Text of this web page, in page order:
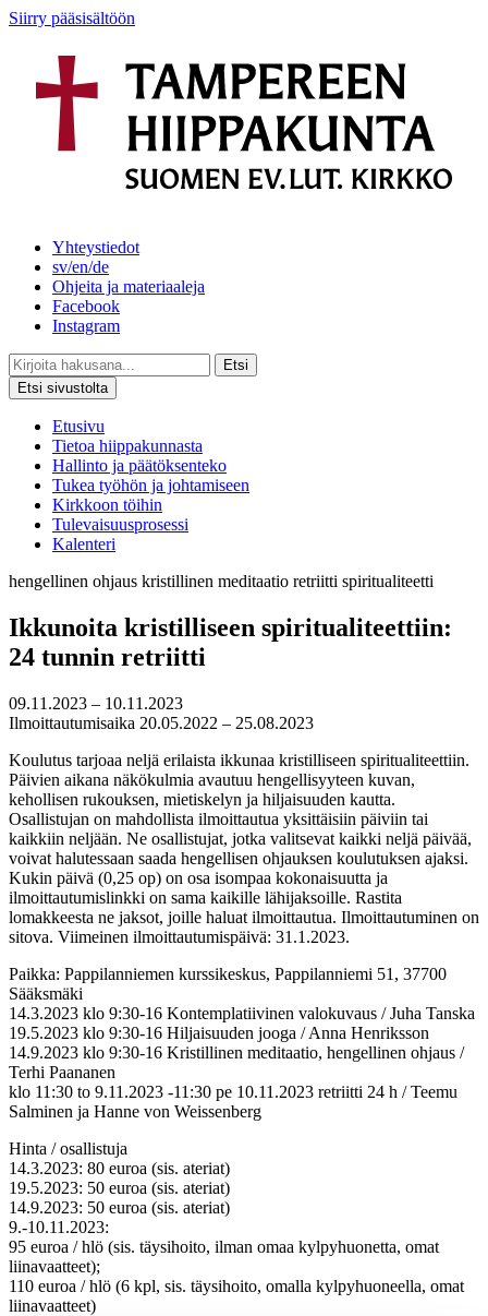
Siirry pääsisältöön
Yhteystiedot
sv/en/de
Ohjeita ja materiaaleja
Facebook
Instagram
Etsi
Etsi sivustolta
Etusivu
Tietoa hiippakunnasta
Hallinto ja päätöksenteko
Tukea työhön ja johtamiseen
Kirkkoon töihin
Tulevaisuusprosessi
Kalenteri
hengellinen ohjaus kristillinen meditaatio retriitti spiritualiteetti
Ikkunoita kristilliseen spiritualiteettiin:
24 tunnin retriitti
09.11.2023 – 10.11.2023
Ilmoittautumisaika 20.05.2022 – 25.08.2023
Koulutus tarjoaa neljä erilaista ikkunaa kristilliseen spiritualiteettiin.
Päivien aikana näkökulmia avautuu hengellisyyteen kuvan,
kehollisen rukouksen, mietiskelyn ja hiljaisuuden kautta.
Osallistujan on mahdollista ilmoittautua yksittäisiin päiviin tai
kaikkiin neljään. Ne osallistujat, jotka valitsevat kaikki neljä päivää,
voivat halutessaan saada hengellisen ohjauksen koulutuksen ajaksi.
Kukin päivä (0,25 op) on osa isompaa kokonaisuutta ja
ilmoittautumislinkki on sama kaikille lähijaksoille. Rastita
lomakkeesta ne jaksot, joille haluat ilmoittautua. Ilmoittautuminen on
sitova. Viimeinen ilmoittautumispäivä: 31.1.2023.
Paikka: Pappilanniemen kurssikeskus, Pappilanniemi 51, 37700
Sääksmäki
14.3.2023 klo 9:30-16 Kontemplatiivinen valokuvaus / Juha Tanska
19.5.2023 klo 9:30-16 Hiljaisuuden jooga / Anna Henriksson
14.9.2023 klo 9:30-16 Kristillinen meditaatio, hengellinen ohjaus /
Terhi Paananen
klo 11:30 to 9.11.2023 -11:30 pe 10.11.2023 retriitti 24 h / Teemu
Salminen ja Hanne von Weissenberg
Hinta / osallistuja
14.3.2023: 80 euroa (sis. ateriat)
19.5.2023: 50 euroa (sis. ateriat)
14.9.2023: 50 euroa (sis. ateriat)
9.-10.11.2023:
95 euroa / hlö (sis. täysihoito, ilman omaa kylpyhuonetta, omat
liinavaatteet);
110 euroa / hlö (6 kpl, sis. täysihoito, omalla kylpyhuoneella, omat
liinavaatteet)